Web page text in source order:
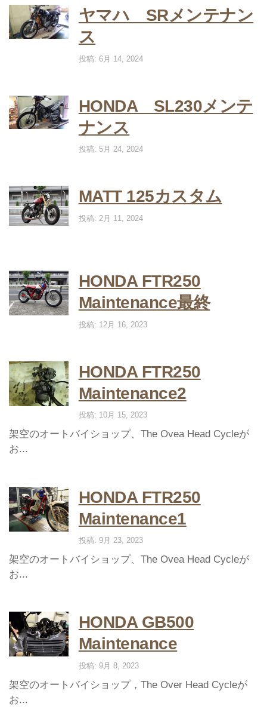
ヤマハ SRメンテナン
ス
投稿: 6月 14, 2024
HONDA SL230メンテ
ナンス
投稿: 5月 24, 2024
MATT 125カスタム
投稿: 2月 11, 2024
HONDA FTR250
Maintenance最終
投稿: 12月 16, 2023
HONDA FTR250
Maintenance2
投稿: 10月 15, 2023
架空のオートバイショップ、The Ovea Head Cycleが
お...
HONDA FTR250
Maintenance1
投稿: 9月 23, 2023
架空のオートバイショップ、The Ovea Head Cycleが
お...
HONDA GB500
Maintenance
投稿: 9月 8, 2023
架空のオートバイショップ，The Over Head Cycleが
お...